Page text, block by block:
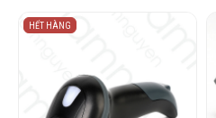
HẾT HÀNG